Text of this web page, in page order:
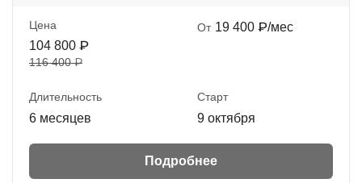
Цена
104 800 ₽
116 400 ₽
От 19 400 ₽/мес
Длительность
6 месяцев
Старт
9 октября
Подробнее